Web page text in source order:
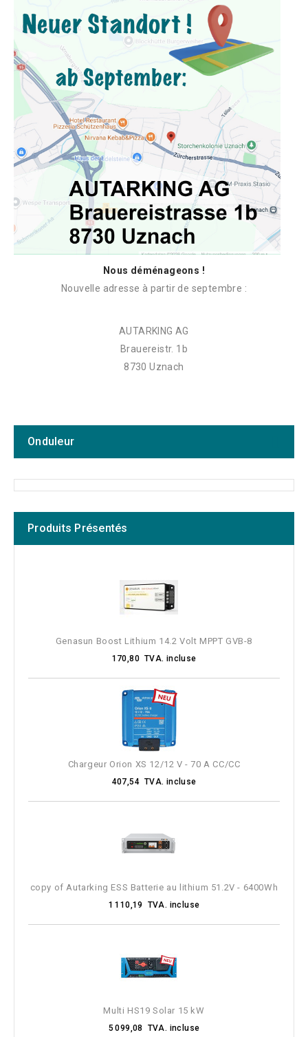
Nous déménageons !
Nouvelle adresse à partir de septembre :
AUTARKING AG
Brauereistr. 1b
8730 Uznach
Onduleur
Tension de la batterie
Tension de sortie
Puissance de l'onduleur (25°) W
Puissance de pointe de l'onduleur
Parallèle / 3 phases
Produits Présentés
Genasun Boost Lithium 14.2 Volt MPPT GVB-8
170,80 TVA. incluse
Chargeur Orion XS 12/12 V - 70 A CC/CC
407,54 TVA. incluse
copy of Autarking ESS Batterie au lithium 51.2V - 6400Wh
1 110,19 TVA. incluse
Multi HS19 Solar 15 kW
5 099,08 TVA. incluse